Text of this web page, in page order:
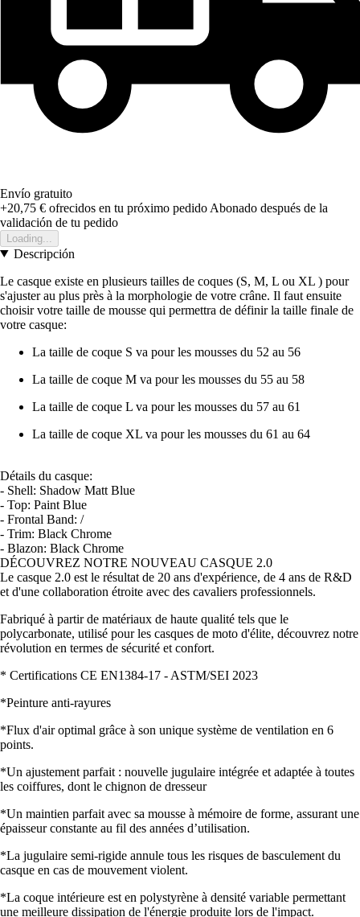
Envío gratuito
+20,75 € ofrecidos en tu próximo pedido Abonado después de la
validación de tu pedido
Loading...
Descripción
Le casque existe en plusieurs tailles de coques (S, M, L ou XL ) pour
s'ajuster au plus près à la morphologie de votre crâne. Il faut ensuite
choisir votre taille de mousse qui permettra de définir la taille finale de
votre casque:
La taille de coque S va pour les mousses du 52 au 56
La taille de coque M va pour les mousses du 55 au 58
La taille de coque L va pour les mousses du 57 au 61
La taille de coque XL va pour les mousses du 61 au 64
Détails du casque:
- Shell: Shadow Matt Blue
- Top: Paint Blue
- Frontal Band: /
- Trim: Black Chrome
- Blazon: Black Chrome
DÉCOUVREZ NOTRE NOUVEAU CASQUE 2.0
Le casque 2.0 est le résultat de 20 ans d'expérience, de 4 ans de R&D
et d'une collaboration étroite avec des cavaliers professionnels.
Fabriqué à partir de matériaux de haute qualité tels que le
polycarbonate, utilisé pour les casques de moto d'élite, découvrez notre
révolution en termes de sécurité et confort.
* Certifications CE EN1384-17 - ASTM/SEI 2023
*Peinture anti-rayures
*Flux d'air optimal grâce à son unique système de ventilation en 6
points.
*Un ajustement parfait : nouvelle jugulaire intégrée et adaptée à toutes
les coiffures, dont le chignon de dresseur
*Un maintien parfait avec sa mousse à mémoire de forme, assurant une
épaisseur constante au fil des années d’utilisation.
*La jugulaire semi-rigide annule tous les risques de basculement du
casque en cas de mouvement violent.
*La coque intérieure est en polystyrène à densité variable permettant
une meilleure dissipation de l'énergie produite lors de l'impact.